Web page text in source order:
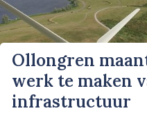
Ollongren
werk te maken
infrastructuur